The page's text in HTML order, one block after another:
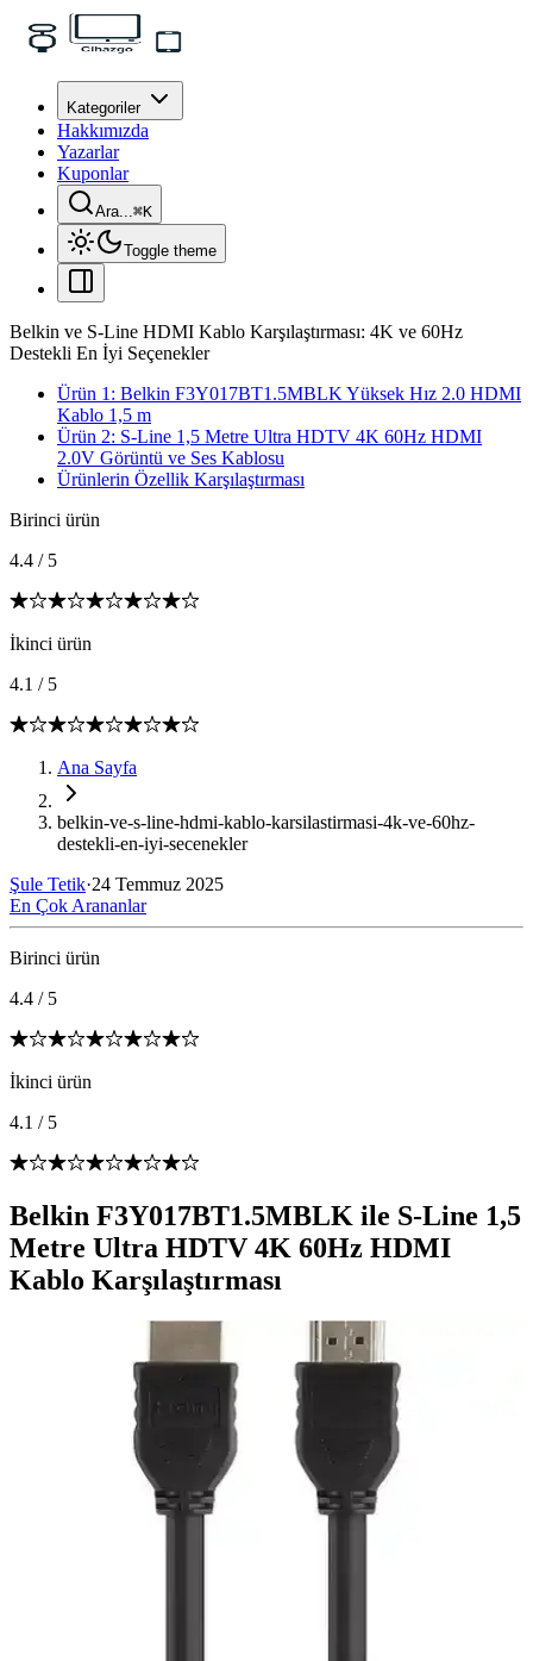
Kategoriler
Hakkımızda
Yazarlar
Kuponlar
Ara...⌘K
Toggle theme
Belkin ve S-Line HDMI Kablo Karşılaştırması: 4K ve 60Hz
Destekli En İyi Seçenekler
Ürün 1: Belkin F3Y017BT1.5MBLK Yüksek Hız 2.0 HDMI
Kablo 1,5 m
Ürün 2: S-Line 1,5 Metre Ultra HDTV 4K 60Hz HDMI
2.0V Görüntü ve Ses Kablosu
Ürünlerin Özellik Karşılaştırması
Birinci ürün
4.4 / 5
İkinci ürün
4.1 / 5
Ana Sayfa
belkin-ve-s-line-hdmi-kablo-karsilastirmasi-4k-ve-60hz-
destekli-en-iyi-secenekler
Şule Tetik·24 Temmuz 2025
En Çok Arananlar
Birinci ürün
4.4 / 5
İkinci ürün
4.1 / 5
Belkin F3Y017BT1.5MBLK ile S-Line 1,5
Metre Ultra HDTV 4K 60Hz HDMI
Kablo Karşılaştırması